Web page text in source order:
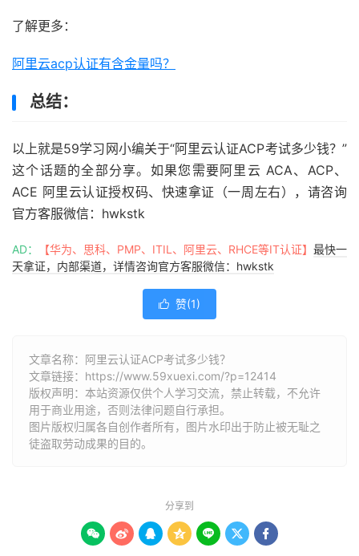
了解更多：
阿里云acp认证有含金量吗？
总结：
以上就是59学习网小编关于“阿里云认证ACP考试多少钱？”
这个话题的全部分享。如果您需要阿里云 ACA、ACP、
ACE 阿里云认证授权码、快速拿证（一周左右），请咨询
官方客服微信：hwkstk
AD： 【华为、思科、PMP、ITIL、阿里云、RHCE等IT认证】 最快一
天拿证，内部渠道，详情咨询官方客服微信：hwkstk
 赞(1)
文章名称：阿里云认证ACP考试多少钱？
文章链接： https://www.59xuexi.com/?p=12414
版权声明：本站资源仅供个人学习交流，禁止转载，不允许
用于商业用途，否则法律问题自行承担。
图片版权归属各自创作者所有，图片水印出于防止被无耻之
徒盗取劳动成果的目的。
分享到
      